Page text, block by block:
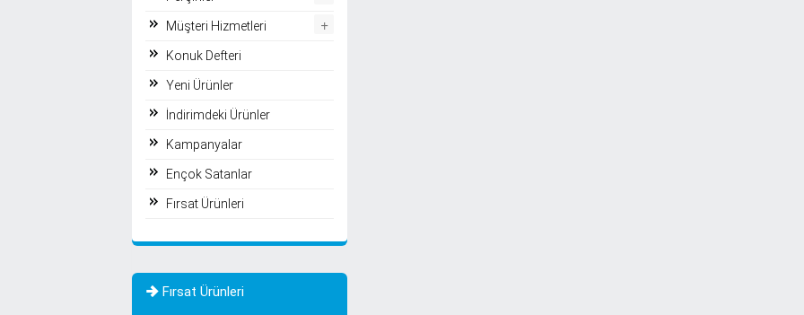
Müşteri Hizmetleri +
Konuk Defteri
Yeni Ürünler
İndirimdeki Ürünler
Kampanyalar
Ençok Satanlar
Fırsat Ürünleri
Fırsat Ürünleri